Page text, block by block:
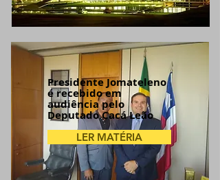
Presidente Jomateleno
é recebido em
audiência pelo
Deputado Cacá Leão
LER MATÉRIA